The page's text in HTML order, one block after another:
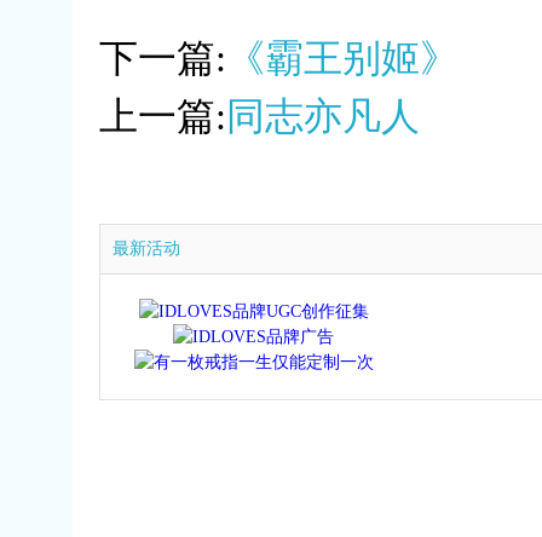
下一篇: 《霸王别姬》
上一篇:同志亦凡人
最新活动